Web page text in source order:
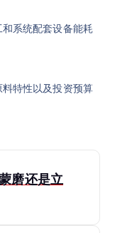
系统配套设备能耗
特性以及投资预算
磨还是立